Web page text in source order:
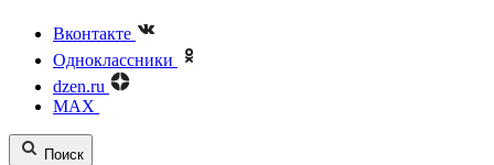
Вконтакте
Одноклассники
dzen.ru
MAX
Поиск